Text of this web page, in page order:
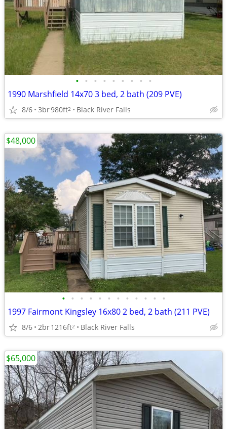
• • • • • • • • •
1990 Marshfield 14x70 3 bed, 2 bath (209 PVE)
8/6 3br980ft2 Black River Falls
• • • • • • • • • • • •
1997 Fairmont Kingsley 16x80 2 bed, 2 bath (211 PVE)
8/6 2br1216ft2 Black River Falls
$48,000
$65,000